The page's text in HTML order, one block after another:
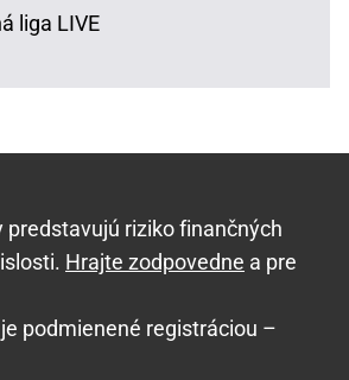
liga LIVE
predstavujú riziko finančných
Hrajte zodpovedne a pre
podmienené registráciou –